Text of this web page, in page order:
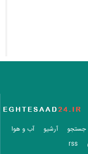
پرده آمار آب ۱۴۰۵
جستجو آرشیو
آب و هوا
rss